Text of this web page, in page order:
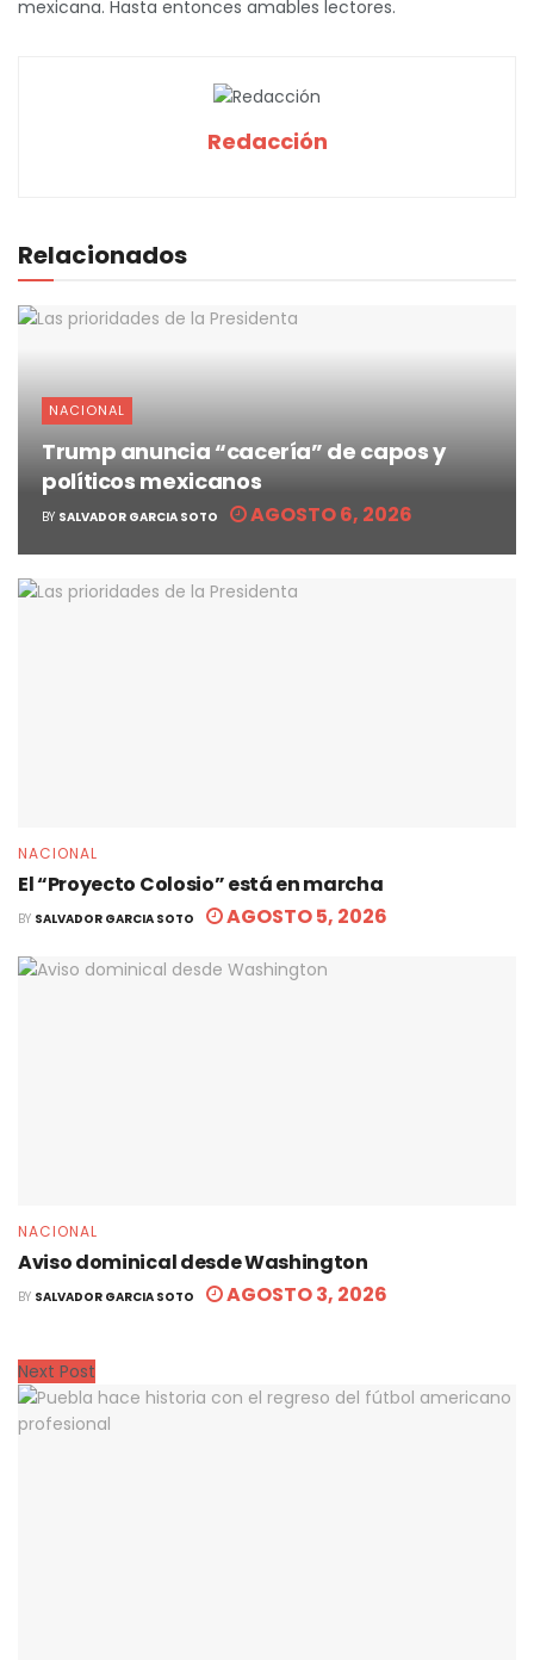
mexicana. Hasta entonces amables lectores.
Redacción
Relacionados
NACIONAL
Trump anuncia “cacería” de capos y
políticos mexicanos
BY SALVADOR GARCIA SOTO AGOSTO 6, 2026
NACIONAL
El “Proyecto Colosio” está en marcha
BY SALVADOR GARCIA SOTO AGOSTO 5, 2026
NACIONAL
Aviso dominical desde Washington
BY SALVADOR GARCIA SOTO AGOSTO 3, 2026
Next Post